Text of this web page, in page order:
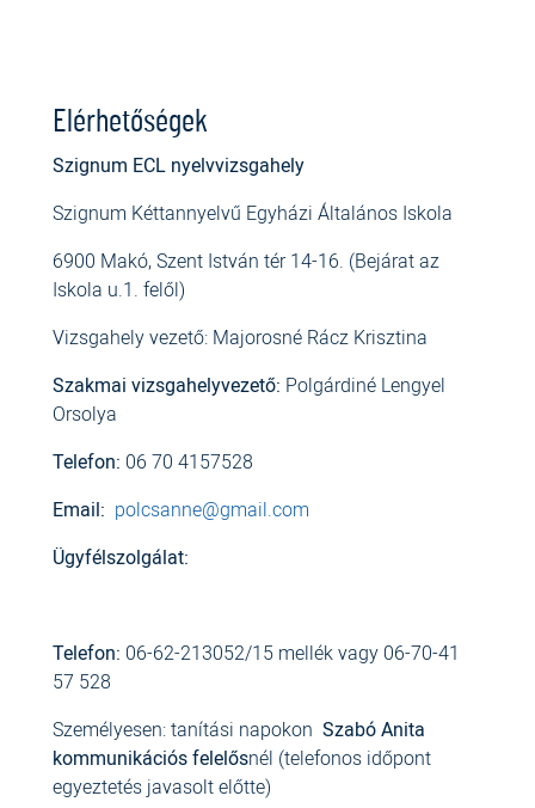
Elérhetőségek
Szignum ECL nyelvvizsgahely
Szignum Kéttannyelvű Egyházi Általános Iskola
6900 Makó, Szent István tér 14-16. (Bejárat az
Iskola u.1. felől)
Vizsgahely vezető: Majorosné Rácz Krisztina
Szakmai vizsgahelyvezető: Polgárdiné Lengyel
Orsolya
Telefon: 06 70 4157528
Email: polcsanne@gmail.com
Ügyfélszolgálat:
Telefon: 06-62-213052/15 mellék vagy 06-70-41
57 528
Személyesen: tanítási napokon Szabó Anita
kommunikációs felelősnél (telefonos időpont
egyeztetés javasolt előtte)